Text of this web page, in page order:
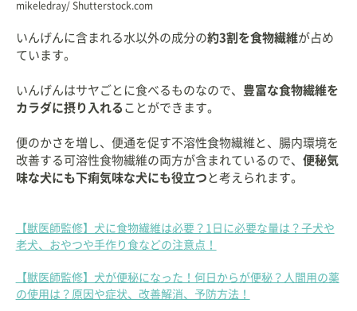
mikeledray/ Shutterstock.com
いんげんに含まれる水以外の成分の約3割を食物繊維が占め
ています。
いんげんはサヤごとに食べるものなので、 豊富な食物繊維を
カラダに摂り入れる ことができます。
便のかさを増し、便通を促す不溶性食物繊維と、腸内環境を
改善する可溶性食物繊維の両方が含まれているので、 便秘気
味な犬にも下痢気味な犬にも役立つ と考えられます。
【獣医師監修】犬に食物繊維は必要？1日に必要な量は？子犬や
老犬、おやつや手作り食などの注意点！
【獣医師監修】犬が便秘になった！何日からが便秘？人間用の薬
の使用は？原因や症状、改善解消、予防方法！